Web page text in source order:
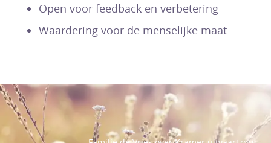
Open voor feedback en verbetering
Waardering voor de menselijke maat